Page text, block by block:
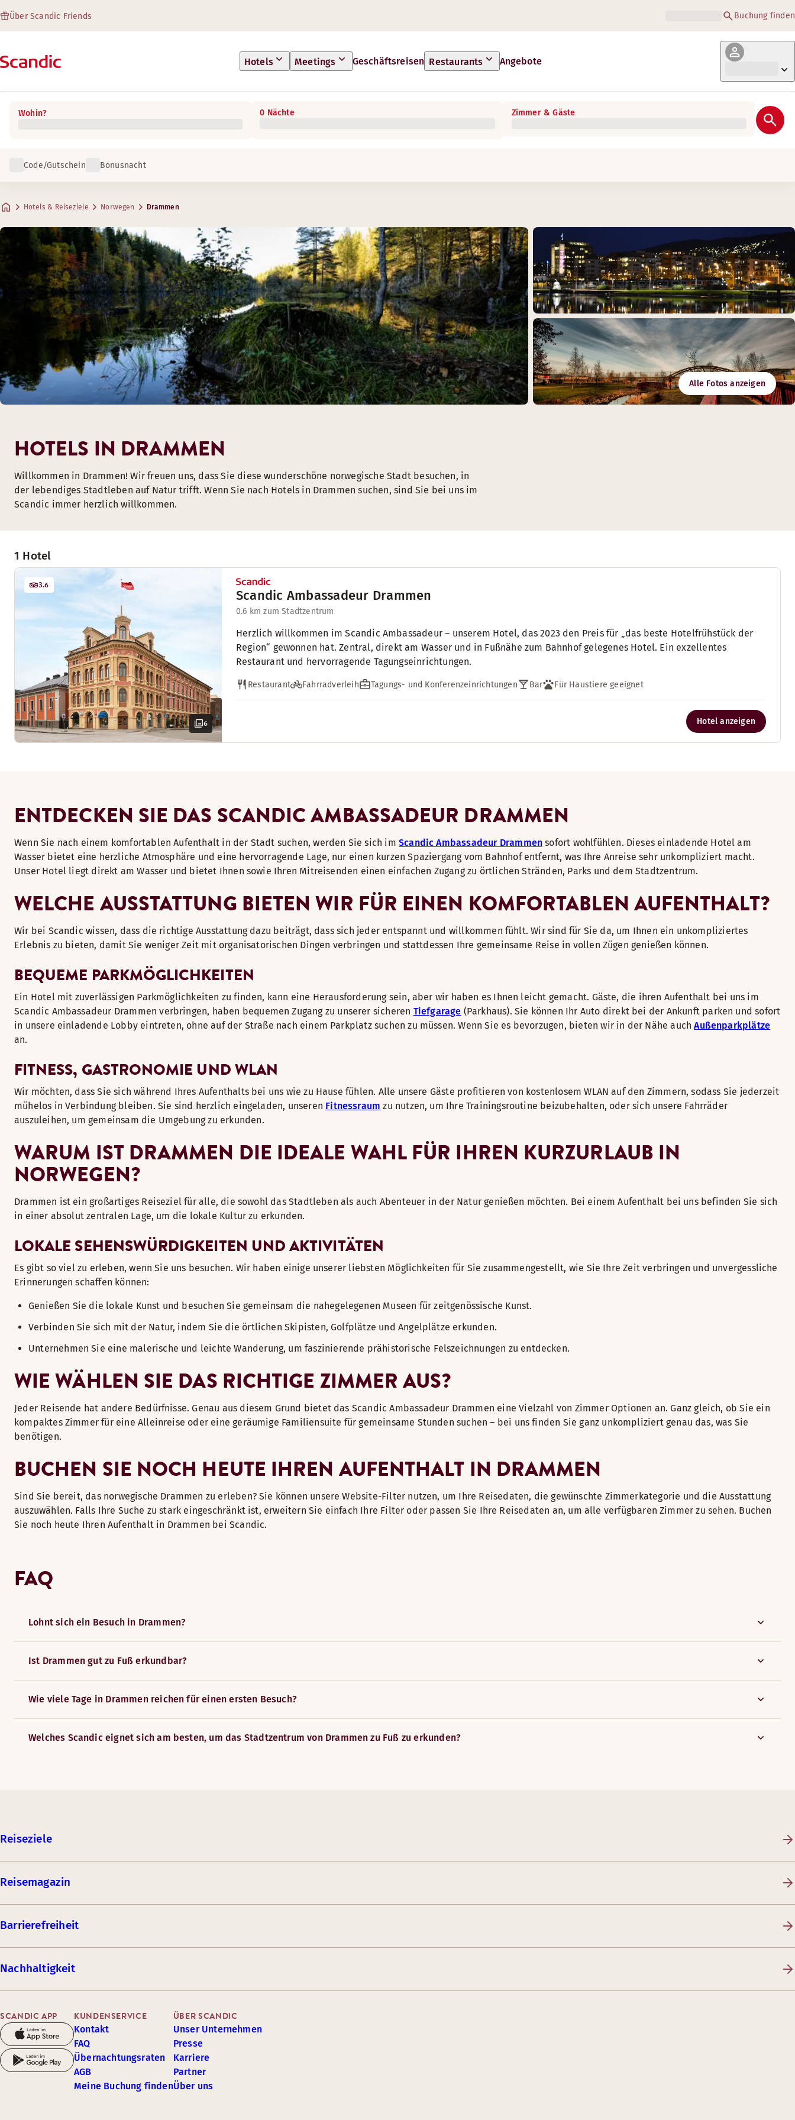
Über Scandic Friends Buchung finden
Hotels Meetings Geschäftsreisen Restaurants Angebote
Wohin? 0 Nächte Zimmer & Gäste
Code/Gutschein Bonusnacht
Hotels & Reiseziele Norwegen Drammen
Alle Fotos anzeigen
1 Hotel
6
3.6
Scandic Ambassadeur Drammen
0.6 km zum Stadtzentrum
Herzlich willkommen im Scandic Ambassadeur – unserem Hotel, das 2023 den Preis für „das beste Hotelfrühstück der
Region“ gewonnen hat. Zentral, direkt am Wasser und in Fußnähe zum Bahnhof gelegenes Hotel. Ein exzellentes
Restaurant und hervorragende Tagungseinrichtungen.
Restaurant Fahrradverleih Tagungs- und Konferenzeinrichtungen Bar Für Haustiere geeignet
Hotel anzeigen
ENTDECKEN SIE DAS SCANDIC AMBASSADEUR DRAMMEN
Wenn Sie nach einem komfortablen Aufenthalt in der Stadt suchen, werden Sie sich im Scandic Ambassadeur Drammen sofort wohlfühlen. Dieses einladende Hotel am
Wasser bietet eine herzliche Atmosphäre und eine hervorragende Lage, nur einen kurzen Spaziergang vom Bahnhof entfernt, was Ihre Anreise sehr unkompliziert macht.
Unser Hotel liegt direkt am Wasser und bietet Ihnen sowie Ihren Mitreisenden einen einfachen Zugang zu örtlichen Stränden, Parks und dem Stadtzentrum.
WELCHE AUSSTATTUNG BIETEN WIR FÜR EINEN KOMFORTABLEN AUFENTHALT?
Wir bei Scandic wissen, dass die richtige Ausstattung dazu beiträgt, dass sich jeder entspannt und willkommen fühlt. Wir sind für Sie da, um Ihnen ein unkompliziertes
Erlebnis zu bieten, damit Sie weniger Zeit mit organisatorischen Dingen verbringen und stattdessen Ihre gemeinsame Reise in vollen Zügen genießen können.
BEQUEME PARKMÖGLICHKEITEN
Ein Hotel mit zuverlässigen Parkmöglichkeiten zu finden, kann eine Herausforderung sein, aber wir haben es Ihnen leicht gemacht. Gäste, die ihren Aufenthalt bei uns im
Scandic Ambassadeur Drammen verbringen, haben bequemen Zugang zu unserer sicheren Tiefgarage (Parkhaus). Sie können Ihr Auto direkt bei der Ankunft parken und sofort
in unsere einladende Lobby eintreten, ohne auf der Straße nach einem Parkplatz suchen zu müssen. Wenn Sie es bevorzugen, bieten wir in der Nähe auchAußenparkplätze
an.
FITNESS, GASTRONOMIE UND WLAN
Wir möchten, dass Sie sich während Ihres Aufenthalts bei uns wie zu Hause fühlen. Alle unsere Gäste profitieren von kostenlosem WLAN auf den Zimmern, sodass Sie jederzeit
mühelos in Verbindung bleiben. Sie sind herzlich eingeladen, unseren Fitnessraum zu nutzen, um Ihre Trainingsroutine beizubehalten, oder sich unsere Fahrräder
auszuleihen, um gemeinsam die Umgebung zu erkunden.
WARUM IST DRAMMEN DIE IDEALE WAHL FÜR IHREN KURZURLAUB IN
NORWEGEN?
Drammen ist ein großartiges Reiseziel für alle, die sowohl das Stadtleben als auch Abenteuer in der Natur genießen möchten. Bei einem Aufenthalt bei uns befinden Sie sich
in einer absolut zentralen Lage, um die lokale Kultur zu erkunden.
LOKALE SEHENSWÜRDIGKEITEN UND AKTIVITÄTEN
Es gibt so viel zu erleben, wenn Sie uns besuchen. Wir haben einige unserer liebsten Möglichkeiten für Sie zusammengestellt, wie Sie Ihre Zeit verbringen und unvergessliche
Erinnerungen schaffen können:
Genießen Sie die lokale Kunst und besuchen Sie gemeinsam die nahegelegenen Museen für zeitgenössische Kunst.
Verbinden Sie sich mit der Natur, indem Sie die örtlichen Skipisten, Golfplätze und Angelplätze erkunden.
Unternehmen Sie eine malerische und leichte Wanderung, um faszinierende prähistorische Felszeichnungen zu entdecken.
WIE WÄHLEN SIE DAS RICHTIGE ZIMMER AUS?
Jeder Reisende hat andere Bedürfnisse. Genau aus diesem Grund bietet das Scandic Ambassadeur Drammen eine Vielzahl von Zimmer Optionen an. Ganz gleich, ob Sie ein
kompaktes Zimmer für eine Alleinreise oder eine geräumige Familiensuite für gemeinsame Stunden suchen – bei uns finden Sie ganz unkompliziert genau das, was Sie
benötigen.
BUCHEN SIE NOCH HEUTE IHREN AUFENTHALT IN DRAMMEN
Sind Sie bereit, das norwegische Drammen zu erleben? Sie können unsere Website-Filter nutzen, um Ihre Reisedaten, die gewünschte Zimmerkategorie und die Ausstattung
auszuwählen. Falls Ihre Suche zu stark eingeschränkt ist, erweitern Sie einfach Ihre Filter oder passen Sie Ihre Reisedaten an, um alle verfügbaren Zimmer zu sehen. Buchen
Sie noch heute Ihren Aufenthalt in Drammen bei Scandic.
FAQ
Lohnt sich ein Besuch in Drammen?
Ist Drammen gut zu Fuß erkundbar?
Wie viele Tage in Drammen reichen für einen ersten Besuch?
Welches Scandic eignet sich am besten, um das Stadtzentrum von Drammen zu Fuß zu erkunden?
HOTELS IN DRAMMEN
Willkommen in Drammen! Wir freuen uns, dass Sie diese wunderschöne norwegische Stadt besuchen, in
der lebendiges Stadtleben auf Natur trifft. Wenn Sie nach Hotels in Drammen suchen, sind Sie bei uns im
Scandic immer herzlich willkommen.
Reiseziele
Reisemagazin
Barrierefreiheit
Nachhaltigkeit
SCANDIC APP KUNDENSERVICE
Kontakt
FAQ
Übernachtungsraten
AGB
Meine Buchung finden
ÜBER SCANDIC
Unser Unternehmen
Presse
Karriere
Partner
Über uns